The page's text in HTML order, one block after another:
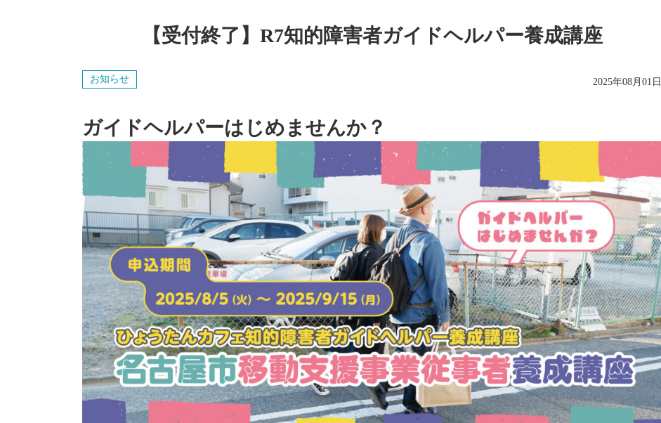
【受付終了】R7知的障害者ガイドヘルパー養成講座
お知らせ 2025年08月01日
ガイドヘルパーはじめませんか？